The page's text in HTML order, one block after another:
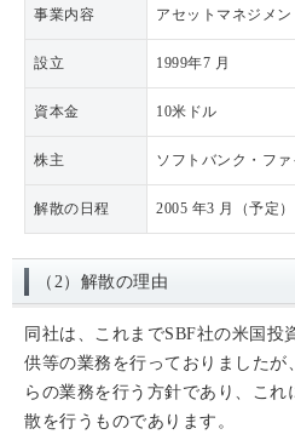
事業内容 アセットマネジメ
設立 1999年7 月
資本金 10米ドル
株主 ソフトバンク・フ
解散の日程 2005 年3 月（予定）
（2）解散の理由
同社は、これまでSBF社の米国投
供等の業務を行っておりましたが
らの業務を行う方針であり、こ
散を行うものであります。